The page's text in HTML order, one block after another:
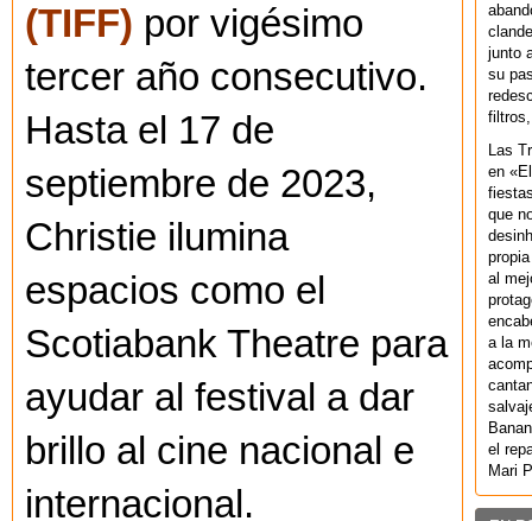
(TIFF) por vigésimo
tercer año consecutivo.
Hasta el 17 de
septiembre de 2023,
Christie ilumina
espacios como el
Scotiabank Theatre para
ayudar al festival a dar
brillo al cine nacional e
internacional.
junto
su
filtros,
Las
en
que
al
a la
el
Mari